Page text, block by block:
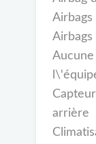
Airbags
arrière